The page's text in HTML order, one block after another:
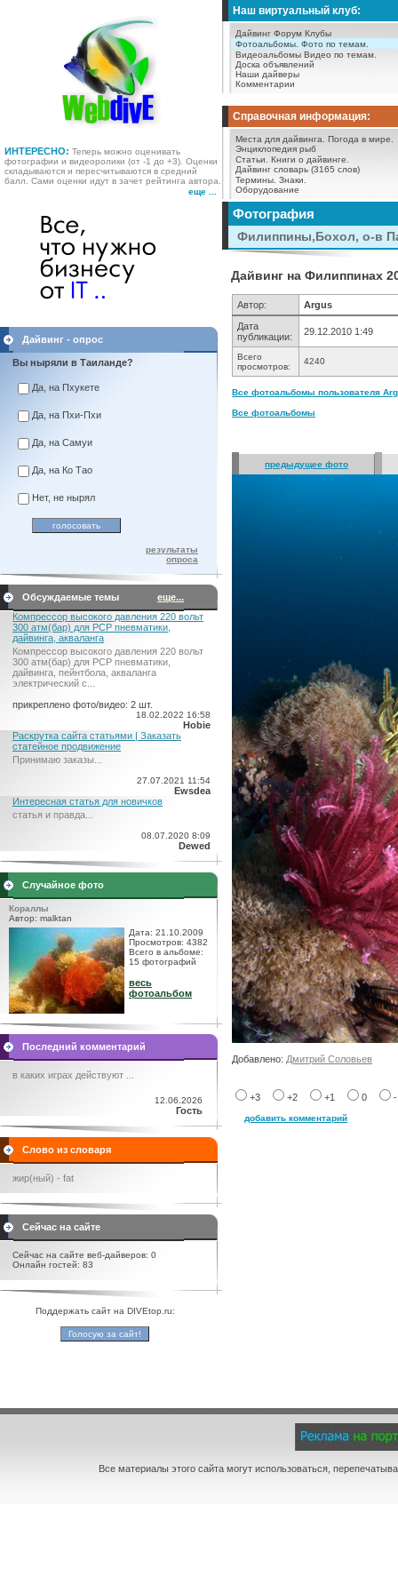
ИНТЕРЕСНО: Теперь можно оценивать
фотографии и видеоролики (от -1 до +3). Оценки
складываются и пересчитываются в средний
балл. Сами оценки идут в зачет рейтинга автора.
еще ...
Наш виртуальный клуб:
Дайвинг Форум Клубы
Фотоальбомы. Фото по темам.
Видеоальбомы Видео по темам.
Доска объявлений
Наши дайверы
Комментарии
Справочная информация:
Места для дайвинга.
Погода в мире.
Энциклопедия рыб
Статьи.
Книги о дайвинге.
Дайвинг словарь (3165 слов)
Термины. Знаки.
Оборудование
Дайвинг - опрос
Вы ныряли в Таиланде?
Да, на Пхукете
Да, на Пхи-Пхи
Да, на Самуи
Да, на Ко Тао
Нет, не нырял
результаты
опроса
Обсуждаемые темы
еще...
Компрессор высокого давления 220 вольт
300 атм(бар) для PCP пневматики,
дайвинга, акваланга
Компрессор высокого давления 220 вольт
300 атм(бар) для PCP пневматики,
дайвинга, пейнтбола, акваланга
электрический c...
прикреплено фото/видео: 2 шт.
18.02.2022 16:58
Hobie
Раскрутка сайта статьями | Заказать
статейное продвижение
Принимаю заказы...
27.07.2021 11:54
Ewsdea
Интересная статья для новичков
статья и правда...
08.07.2020 8:09
Dewed
Случайное фото
Кораллы
Автор: malktan
Дата: 21.10.2009
Просмотров: 4382
Всего в альбоме:
15 фотографий
весь
фотоальбом
Последний комментарий
в каких играх действуют ...
12.06.2026
Гость
Слово из словаря
жир(ный) - fat
Сейчас на сайте
Сейчас на сайте веб-дайверов: 0
Онлайн гостей: 83
Поддержать сайт на DIVEtop.ru:
Фотография
Филиппины,Бохол, о-в
Дайвинг на Филиппинах
Автор:
Argus
Дата
публикации:
29.12.2010 1:49
Всего
просмотров:
4240
Все фотоальбомы пользователя
Все фотоальбомы
предыдущее фото
Добавлено: Дмитрий Соловьев
+3 +2 +1 0
добавить комментарий
Все материалы этого сайта могут использоваться,